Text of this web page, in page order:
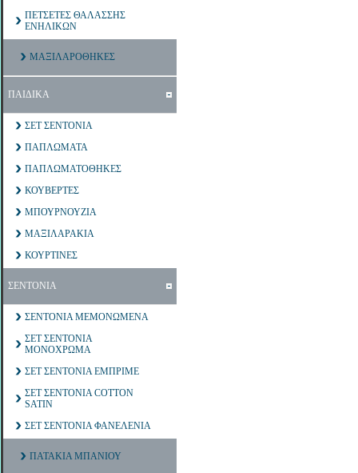
ΠΕΤΣΕΤΕΣ ΘΑΛΑΣΣΗΣ
ΕΝΗΛΙΚΩΝ
ΜΑΞΙΛΑΡΟΘΗΚΕΣ
ΠΑΙΔΙΚΑ
ΣΕΤ ΣΕΝΤΟΝΙΑ
ΠΑΠΛΩΜΑΤΑ
ΠΑΠΛΩΜΑΤΟΘΗΚΕΣ
ΚΟΥΒΕΡΤΕΣ
ΜΠΟΥΡΝΟΥΖΙΑ
ΜΑΞΙΛΑΡΑΚΙΑ
ΚΟΥΡΤΙΝΕΣ
ΣΕΝΤΟΝΙΑ
ΣΕΝΤΟΝΙΑ ΜΕΜΟΝΩΜΕΝΑ
ΣΕΤ ΣΕΝΤΟΝΙΑ
ΜΟΝΟΧΡΩΜΑ
ΣΕΤ ΣΕΝΤΟΝΙΑ ΕΜΠΡΙΜΕ
ΣΕΤ ΣΕΝΤΟΝΙΑ COTTON
SATIN
ΣΕΤ ΣΕΝΤΟΝΙΑ ΦΑΝΕΛΕΝΙΑ
ΠΑΤΑΚΙΑ ΜΠΑΝΙΟΥ